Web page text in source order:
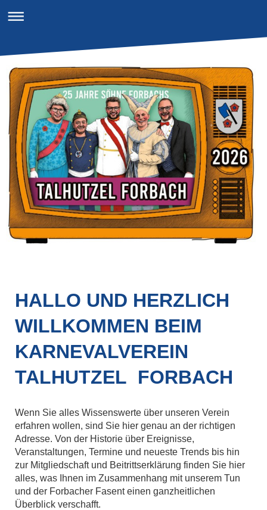
HALLO UND HERZLICH
WILLKOMMEN BEIM
KARNEVALVEREIN
TALHUTZEL FORBACH
Wenn Sie alles Wissenswerte über unseren Verein
erfahren wollen, sind Sie hier genau an der richtigen
Adresse. Von der Historie über Ereignisse,
Veranstaltungen, Termine und neueste Trends bis hin
zur Mitgliedschaft und Beitrittserklärung finden Sie hier
alles, was Ihnen im Zusammenhang mit unserem Tun
und der Forbacher Fasent einen ganzheitlichen
Überblick verschafft.